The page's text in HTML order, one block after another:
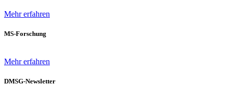
Mehr erfahren
MS-Forschung
Mehr erfahren
DMSG-Newsletter